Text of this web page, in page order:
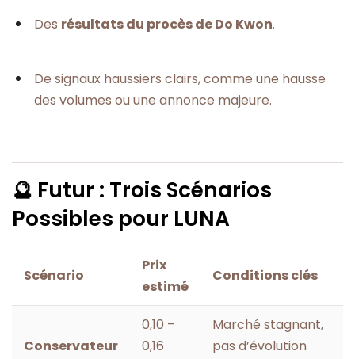
Des résultats du procès de Do Kwon.
De signaux haussiers clairs, comme une hausse
des volumes ou une annonce majeure.
🔮 Futur : Trois Scénarios
Possibles pour LUNA
Scénario
Prix
estimé
Conditions clés
Conservateur
0,10 –
0,16
Marché stagnant,
pas d’évolution